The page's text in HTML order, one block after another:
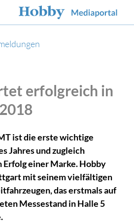
erfolgreich in
ist die erste wichtige
Jahres und zugleich
Erfolg einer Marke. Hobby
mit seinem vielfältigen
das erstmals auf
Messestand in Halle 5